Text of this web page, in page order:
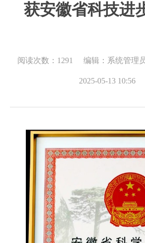
获安徽省科技进
阅读次数：1291 编辑：系统管理
2025-05-13 10:56